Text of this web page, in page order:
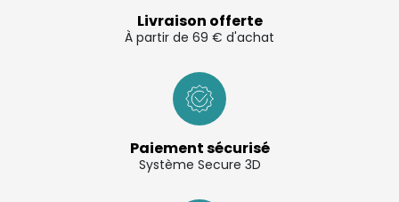
Livraison offerte
À partir de 69 € d'achat
Paiement sécurisé
Système Secure 3D